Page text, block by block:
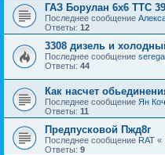
ГАЗ Борулан 6х6 ТТС
Последнее сообщение
Ответы: 12
3308 дизель и
Последнее сообщение
Ответы: 44
Как насчет
Последнее сообщение Ян
Ответы: 11
Предпусковой Пжд8г
Последнее сообщение RAT «
Ответы: 9